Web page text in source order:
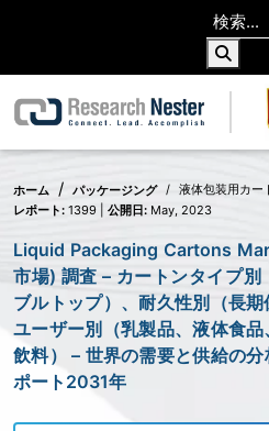
ホーム パッケージング
液体包装用カー
レポート: 1399 | 公開日: May, 2023
Liquid Packaging Cartons
市場) 調査 – カートンタイプ
ブルトップ）、耐久性別（長
ユーザー別（乳製品、液体食
飲料） – 世界の需要と供給の
ポート2031年